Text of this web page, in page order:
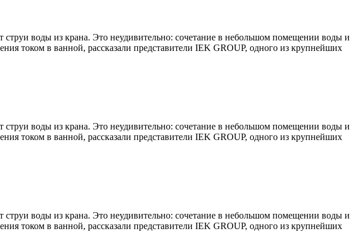
воды из крана. Это неудивительно: сочетание в небольшом помещении воды и
током в ванной, рассказали представители IEK GROUP, одного из крупнейших
воды из крана. Это неудивительно: сочетание в небольшом помещении воды и
током в ванной, рассказали представители IEK GROUP, одного из крупнейших
воды из крана. Это неудивительно: сочетание в небольшом помещении воды и
током в ванной, рассказали представители IEK GROUP, одного из крупнейших